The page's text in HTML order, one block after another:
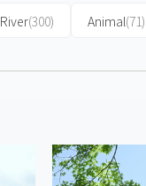
River(300) Animal(71)